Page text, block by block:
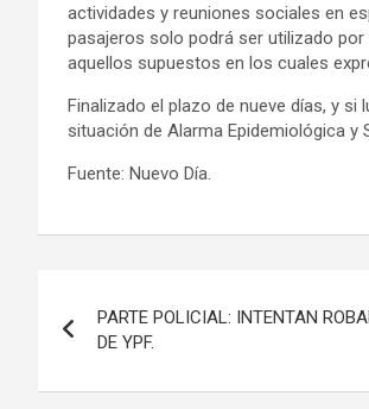
actividades y reuniones sociales en
pasajeros solo podrá ser utilizado
aquellos supuestos en los cuales
Finalizado el plazo de nueve días, y
situación de Alarma Epidemiológica
Fuente: Nuevo Día.
de
entradas
PARTE POLICIAL: INTENTAN
DE YPF.